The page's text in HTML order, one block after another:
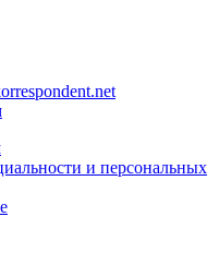
и персональных